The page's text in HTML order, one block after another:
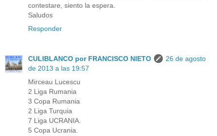
contestare, siento la espera.
Saludos
Responder
CULIBLANCO por FRANCISCO NIETO
26 de agosto
de 2013 a las 19:57
Mirceau Lucescu
2 Liga Rumania
3 Copa Rumania
2 Liga Turquia
7 Liga UCRANIA.
5 Copa Ucrania.